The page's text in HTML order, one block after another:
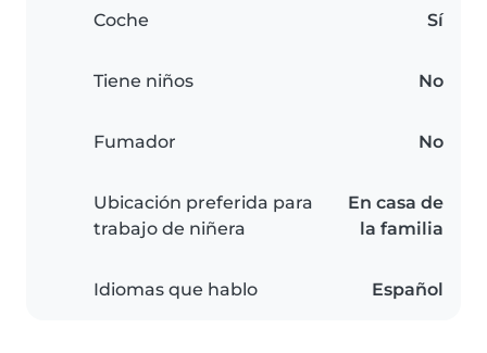
Coche Sí
Tiene niños No
Fumador No
Ubicación preferida para
trabajo de niñera
En casa de
la familia
Idiomas que hablo Español